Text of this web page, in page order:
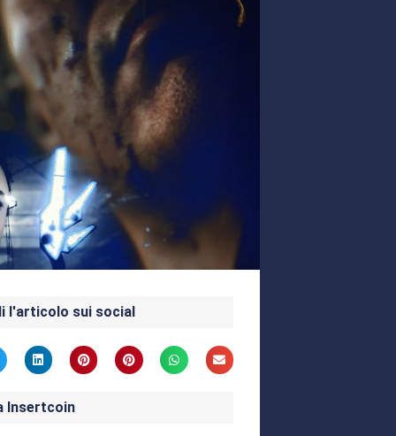
l'articolo sui social
Insertcoin